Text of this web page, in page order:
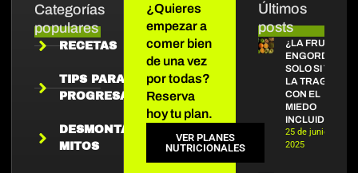
Categorías
populares
RECETAS
TIPS PARA
PROGRESAR
DESMONTANDO
MITOS
Últimos
posts
¿LA FRUTA
ENGORDA?
SOLO SI TE
LA TRAGAS
CON EL
MIEDO
INCLUIDO
25 de junio de
2025
¿Quieres
empezar a
comer bien
de una vez
por todas?
Reserva
hoy tu plan.
VER PLANES
NUTRICIONALES